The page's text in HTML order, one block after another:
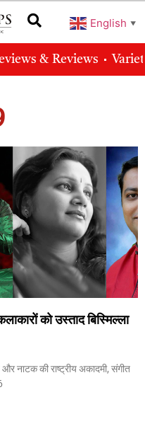
English ▼
& Reviews
को उस्ताद बिस्मिल्ला
नाटक की राष्ट्रीय अकादमी, संगीत